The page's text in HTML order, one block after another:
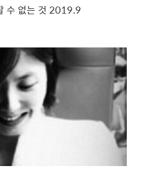
수 없는 것 2019.9